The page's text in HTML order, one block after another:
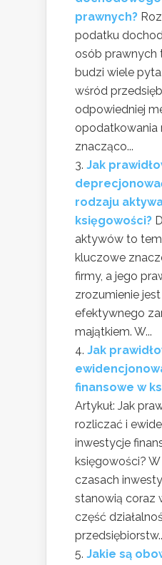
prawnych?
podatku
osób prawnych
budzi wiele
wśród
odpowiedniej
opodatkowania
znacząco...
Jak
rodzaju
księgowości?
aktywów to
kluczowe
firmy, a jego
zrozumienie
efektywnego
majątkiem. W...
Jak
finansowe w
Artykuł: Jak
rozliczać i
inwestycje
księgowości?
czasach
stanowią coraz
część
Jakie są